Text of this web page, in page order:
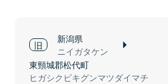
新潟県
ニイガタケン
東頸城郡松代町
ヒガシクビキグンマツダイマチ